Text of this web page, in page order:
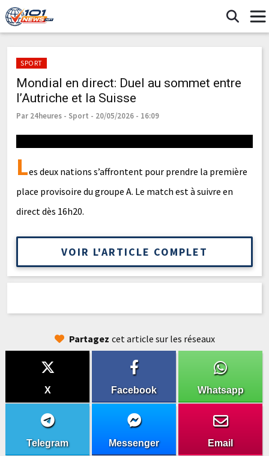
SPORT
Mondial en direct: Duel au sommet entre
l’Autriche et la Suisse
Par 24heures - Sport - 20/05/2026 - 16:09
Les deux nations s’affrontent pour prendre la première
place provisoire du groupe A. Le match est à suivre en
direct dès 16h20.
VOIR L'ARTICLE COMPLET
Partagez cet article sur les réseaux
X Facebook Whatsapp
Telegram Messenger Email